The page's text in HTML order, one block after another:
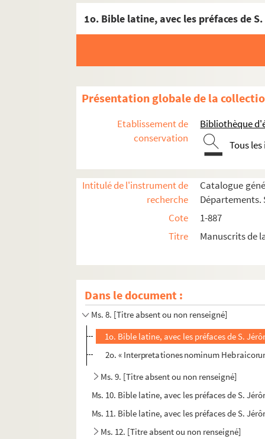
Présentation globale de la
Etablissement de
conservation
Bibliothèque
Tous
Intitulé de l'instrument de
recherche
Catalogue
Départements.
Cote
1-887
Titre
Manuscrits de
Dans le document :
Ms. 1.Biblia iuxta vulgatam latina
Ms. 2. [Titre absent ou non renseigné]
Biblia iuxta vulgatam latina
Ms. 4. [Titre absent ou non renseigné]
Ms. 6.Biblia iuxta vulgatam latina
Ms. 7. [Titre absent ou non renseigné]
Ms. 8. [Titre absent ou non renseigné]
1o. Bible latine, avec les préfaces de S.
2o. « Interpretationes nominum
Ms. 9. [Titre absent ou non renseigné]
Ms. 10. Bible latine, avec les préfaces de S.
Ms. 11. Bible latine, avec les préfaces de S.
Ms. 12. [Titre absent ou non renseigné]